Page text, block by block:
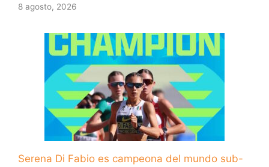
8 agosto, 2026
Serena Di Fabio es campeona del mundo sub-